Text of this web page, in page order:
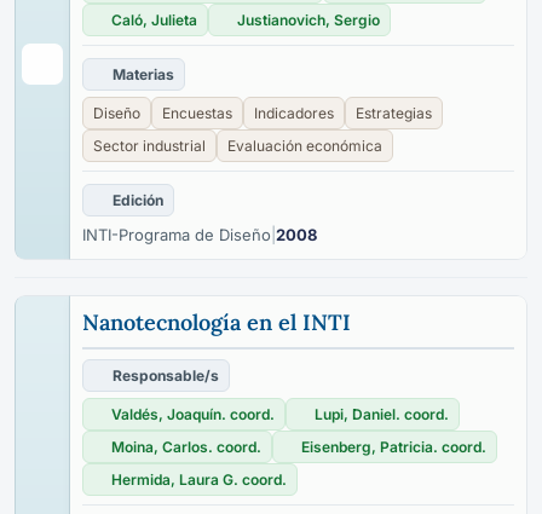
Caló, Julieta
Justianovich, Sergio
Materias
Diseño Encuestas Indicadores
Estrategias
Sector industrial
Evaluación económica
Edición
INTI-Programa de Diseño 2008
Nanotecnología en el INTI
Responsable/s
Valdés, Joaquín. coord.
Lupi, Daniel. coord.
Moina, Carlos. coord.
Eisenberg, Patricia. coord.
Hermida, Laura G. coord.